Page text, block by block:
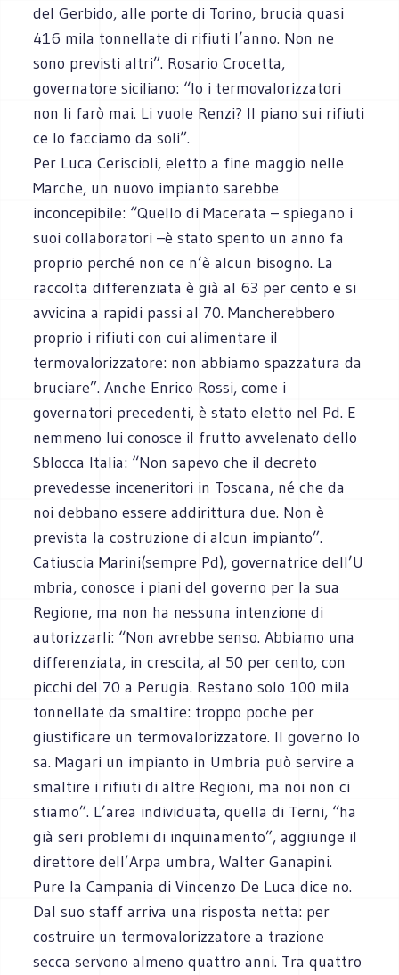
del Gerbido, alle porte di Torino, brucia quasi
416 mila tonnellate di rifiuti l’anno. Non ne
sono previsti altri”. Rosario Crocetta,
governatore siciliano: “Io i termovalorizzatori
non li farò mai. Li vuole Renzi? Il piano sui rifiuti
ce lo facciamo da soli”.
Per Luca Ceriscioli, eletto a fine maggio nelle
Marche, un nuovo impianto sarebbe
inconcepibile: “Quello di Macerata – spiegano i
suoi collaboratori –è stato spento un anno fa
proprio perché non ce n’è alcun bisogno. La
raccolta differenziata è già al 63 per cento e si
avvicina a rapidi passi al 70. Mancherebbero
proprio i rifiuti con cui alimentare il
termovalorizzatore: non abbiamo spazzatura da
bruciare”. Anche Enrico Rossi, come i
governatori precedenti, è stato eletto nel Pd. E
nemmeno lui conosce il frutto avvelenato dello
Sblocca Italia: “Non sapevo che il decreto
prevedesse inceneritori in Toscana, né che da
noi debbano essere addirittura due. Non è
prevista la costruzione di alcun impianto”.
Catiuscia Marini(sempre Pd), governatrice dell’U
mbria, conosce i piani del governo per la sua
Regione, ma non ha nessuna intenzione di
autorizzarli: “Non avrebbe senso. Abbiamo una
differenziata, in crescita, al 50 per cento, con
picchi del 70 a Perugia. Restano solo 100 mila
tonnellate da smaltire: troppo poche per
giustificare un termovalorizzatore. Il governo lo
sa. Magari un impianto in Umbria può servire a
smaltire i rifiuti di altre Regioni, ma noi non ci
stiamo”. L’area individuata, quella di Terni, “ha
già seri problemi di inquinamento”, aggiunge il
direttore dell’Arpa umbra, Walter Ganapini.
Pure la Campania di Vincenzo De Luca dice no.
Dal suo staff arriva una risposta netta: per
costruire un termovalorizzatore a trazione
secca servono almeno quattro anni. Tra quattro